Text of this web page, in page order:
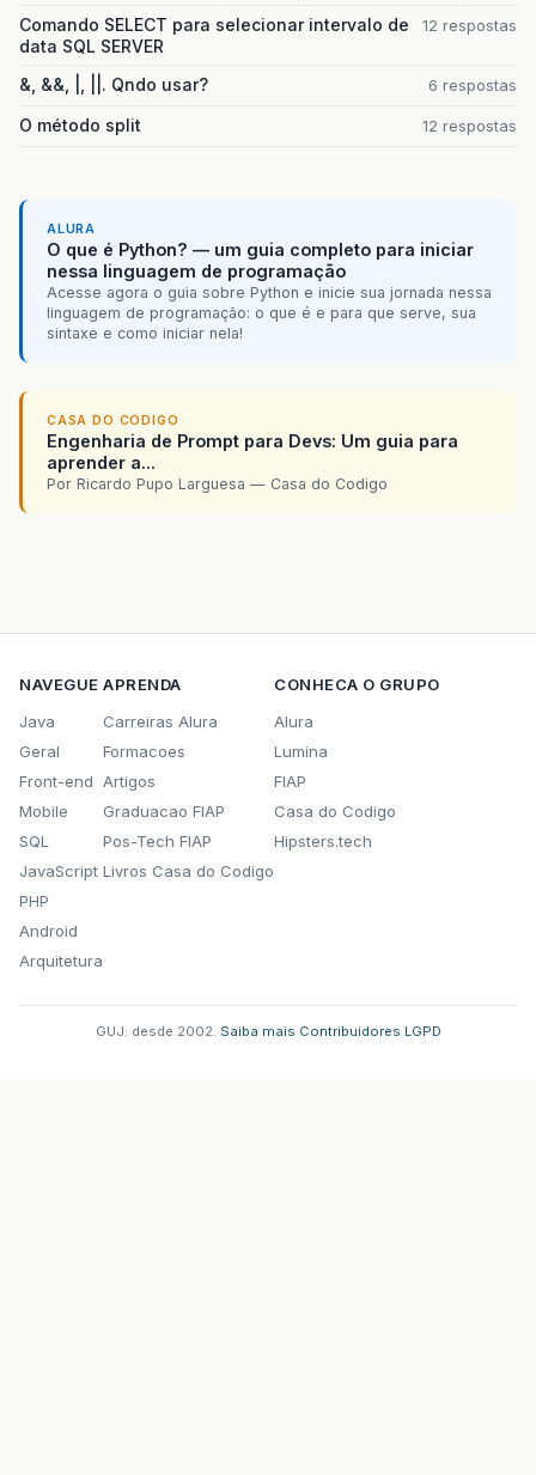
Comando SELECT para selecionar intervalo de
data SQL SERVER
12 respostas
&, &&, |, ||. Qndo usar? 6 respostas
O método split 12 respostas
ALURA
O que é Python? — um guia completo para iniciar
nessa linguagem de programação
Acesse agora o guia sobre Python e inicie sua jornada nessa
linguagem de programação: o que é e para que serve, sua
sintaxe e como iniciar nela!
CASA DO CODIGO
Engenharia de Prompt para Devs: Um guia para
aprender a...
Por Ricardo Pupo Larguesa — Casa do Codigo
NAVEGUE
Java
Geral
Front-end
Mobile
SQL
JavaScript
PHP
Android
Arquitetura
APRENDA
Carreiras Alura
Formacoes
Artigos
Graduacao FIAP
Pos-Tech FIAP
Livros Casa do Codigo
CONHECA O GRUPO
Alura
Lumina
FIAP
Casa do Codigo
Hipsters.tech
GUJ: desde 2002. Saiba mais Contribuidores LGPD